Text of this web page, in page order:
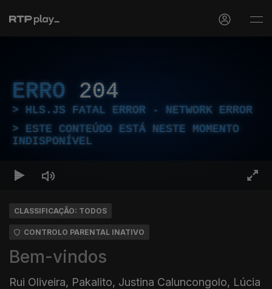
ERRO 204
HLS.JS FATAL ERROR - NETWORK ERROR
ESTE CONTEÚDO ESTÁ NESTE MOMENTO
INDISPONÍVEL
CLASSIFICAÇÃO: TODOS
CONTROLO PARENTAL INATIVO
Bem-vindos
Rui Oliveira, Pakalito, Justina Caluncongolo, Lúcia